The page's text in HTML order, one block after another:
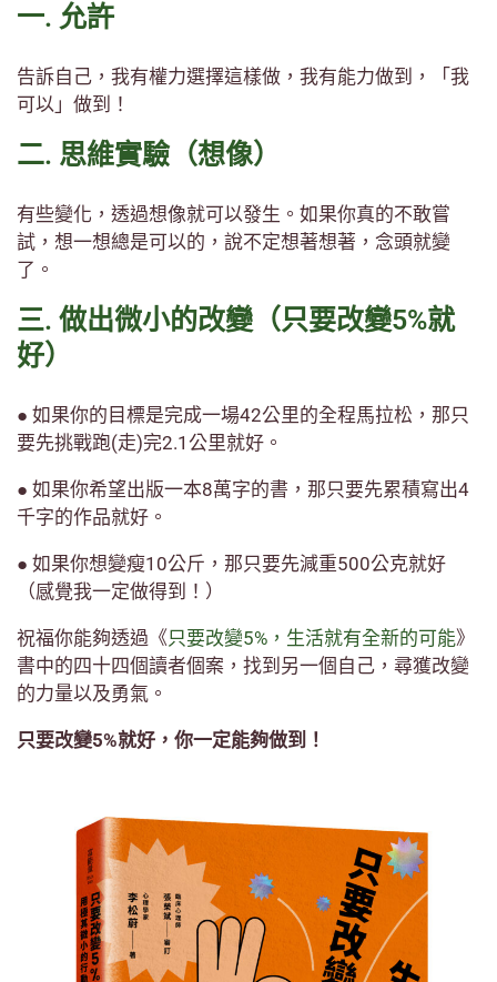
一. 允許
告訴自己，我有權力選擇這樣做，我有能力做到，「我
可以」做到！
二. 思維實驗（想像）
有些變化，透過想像就可以發生。如果你真的不敢嘗
試，想一想總是可以的，說不定想著想著，念頭就變
了。
三. 做出微小的改變（只要改變5%就
好）
● 如果你的目標是完成一場42公里的全程馬拉松，那只
要先挑戰跑(走)完2.1公里就好。
● 如果你希望出版一本8萬字的書，那只要先累積寫出4
千字的作品就好。
● 如果你想變瘦10公斤，那只要先減重500公克就好
（感覺我一定做得到！）
祝福你能夠透過《只要改變5%，生活就有全新的可能》
書中的四十四個讀者個案，找到另一個自己，尋獲改變
的力量以及勇氣。
只要改變5%就好，你一定能夠做到！